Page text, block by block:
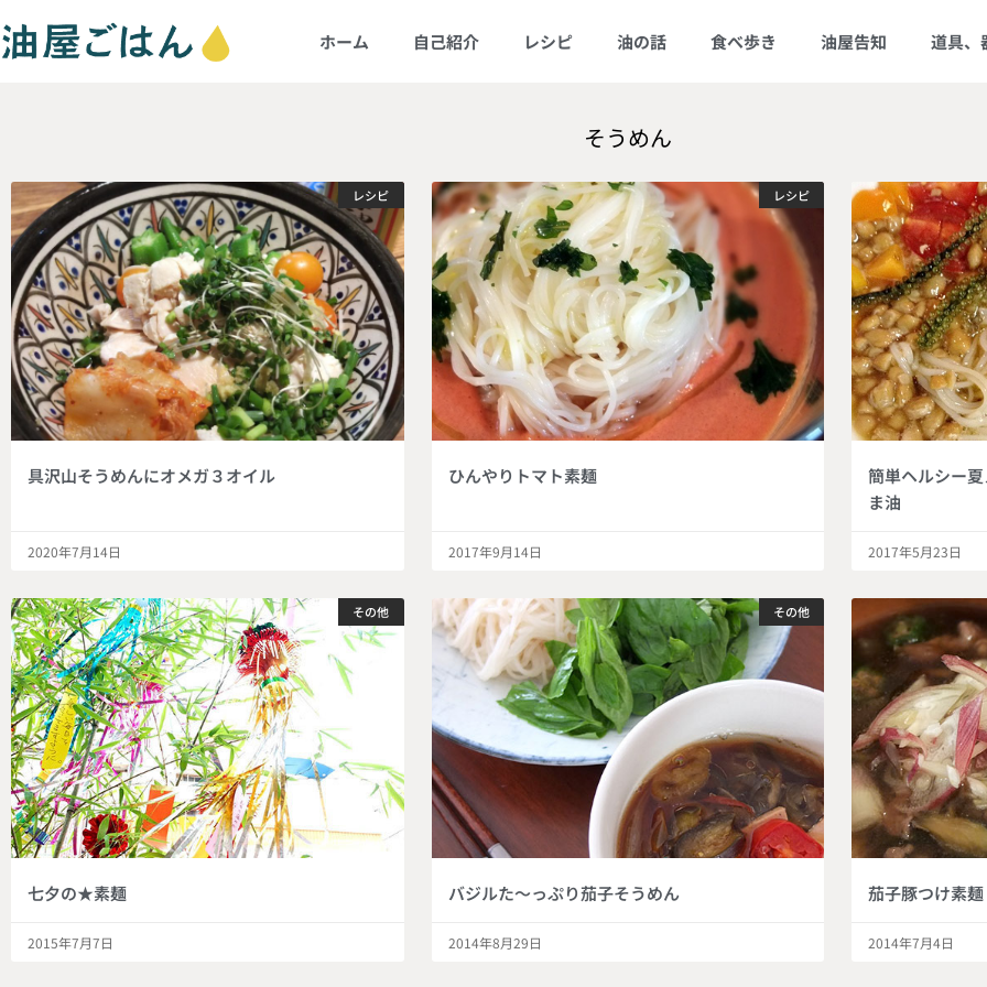
ホーム 自己紹介 レシピ 油の話 食べ歩き 油屋告知 道具、
そうめん
レシピ
具沢山そうめんにオメガ３オイル
2020年7月14日
レシピ
ひんやりトマト素麺
2017年9月14日
簡単ヘルシー
ま油
2017年5月23日
その他
七夕の★素麺
2015年7月7日
その他
バジルた～っぷり茄子そうめん
2014年8月29日
茄子豚つけ素麺
2014年7月4日